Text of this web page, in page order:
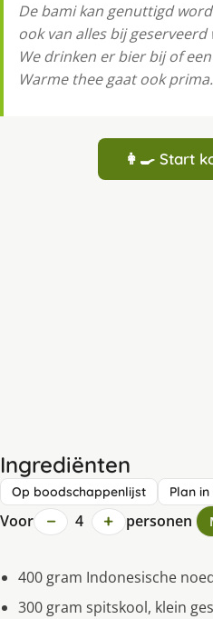
De bami kan genuttigd
ook van alles bij geserveerd
We drinken er bier bij of
Warme thee gaat ook prima.
👩‍🍳 Start
Ingrediënten
Op boodschappenlijst Plan
Voor − 4 + personen
400 gram Indonesische
300 gram spitskool, klein